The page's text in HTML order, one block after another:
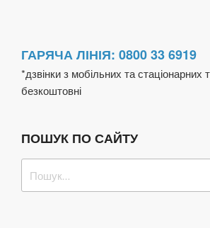
ГАРЯЧА ЛІНІЯ: 0800 33 6919
*дзвінки з мобільних та стаціонарних
безкоштовні
ПОШУК ПО САЙТУ
за